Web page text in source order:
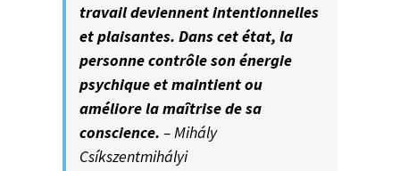
travail deviennent intentionnelles
et plaisantes. Dans cet état, la
personne contrôle son énergie
psychique et maintient ou
améliore la maîtrise de sa
conscience. – Mihály
Csíkszentmihályi